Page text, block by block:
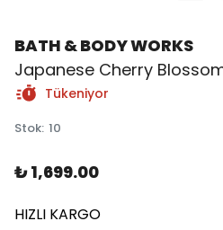
BATH & BODY WORKS
Japanese Cherry
Tükeniyor
Stok: 10
₺ 1,699.00
HIZLI KARGO